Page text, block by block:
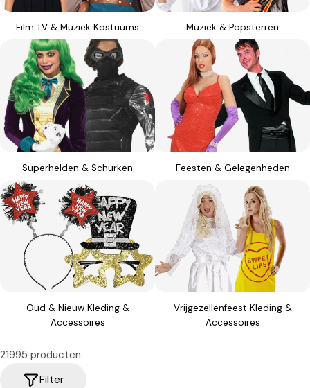
Film TV & Muziek Kostuums Muziek & Popsterren
Superhelden & Schurken Feesten & Gelegenheden
Oud & Nieuw Kleding &
Accessoires
Vrijgezellenfeest Kleding &
Accessoires
21995 producten
Filter